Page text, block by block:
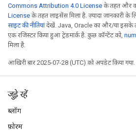
Commons Attribution 4.0 License के तहत और
License के तहत लाइसेंस मिला है. ज़्यादा जानकारी के
साइट की नीतियांदेखें. Java, Oracle का और/या इसके
एक रजिस्टर किया हुआ ट्रेडमार्क है. कुछ कॉन्टेंट को,
मिला है.
आखिरी बार 2025-07-28 (UTC) को अपडेट किया गया.
जुड़े रहें
ब्लॉग
फ़ोरम